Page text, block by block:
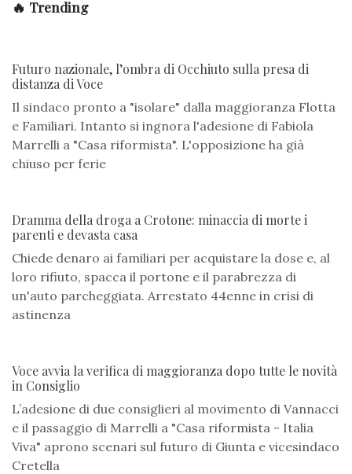
🔥 Trending
Futuro nazionale, l’ombra di Occhiuto sulla presa di
distanza di Voce
Il sindaco pronto a "isolare" dalla maggioranza Flotta
e Familiari. Intanto si ingnora l'adesione di Fabiola
Marrelli a "Casa riformista". L'opposizione ha già
chiuso per ferie
Dramma della droga a Crotone: minaccia di morte i
parenti e devasta casa
Chiede denaro ai familiari per acquistare la dose e, al
loro rifiuto, spacca il portone e il parabrezza di
un'auto parcheggiata. Arrestato 44enne in crisi di
astinenza
Voce avvia la verifica di maggioranza dopo tutte le novità
in Consiglio
L’adesione di due consiglieri al movimento di Vannacci
e il passaggio di Marrelli a "Casa riformista - Italia
Viva" aprono scenari sul futuro di Giunta e vicesindaco
Cretella